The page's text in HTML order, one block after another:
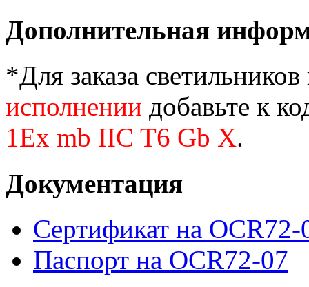
Дополнительная
*Для заказа
исполнении добавьте к
1Ex mb IIC T6 Gb X.
Документация
Сертификат на OCR72-
Паспорт на OCR72-07